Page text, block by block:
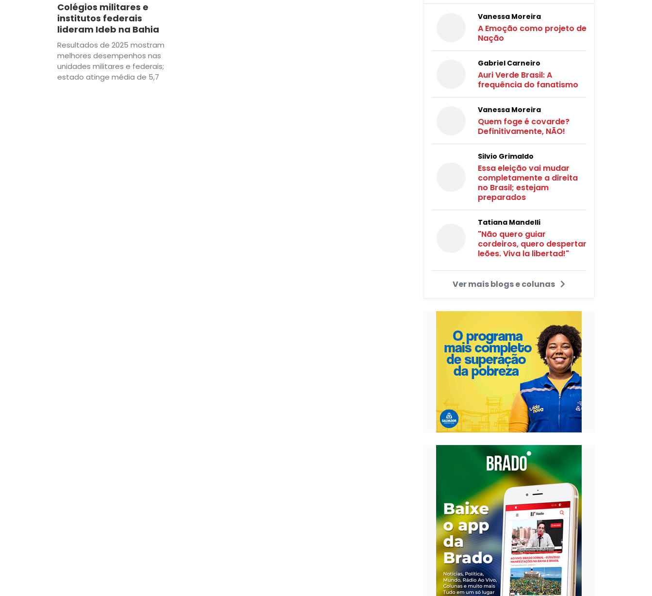
Colégios militares e
institutos federais
lideram Ideb na Bahia
Resultados de 2025 mostram
melhores desempenhos nas
unidades militares e federais;
estado atinge média de 5,7
Vanessa Moreira
A Emoção como projeto de
Nação
Gabriel Carneiro
Auri Verde Brasil: A
frequência do fanatismo
Vanessa Moreira
Quem foge é covarde?
Definitivamente, NÃO!
Silvio Grimaldo
Essa eleição vai mudar
completamente a direita
no Brasil; estejam
preparados
Tatiana Mandelli
"Não quero guiar
cordeiros, quero despertar
leões. Viva la libertad!"
Ver mais blogs e colunas